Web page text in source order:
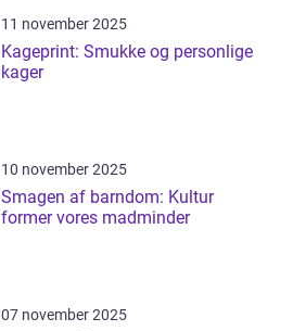
11 november 2025
Kageprint: Smukke og personlige
kager
10 november 2025
Smagen af barndom: Kultur
former vores madminder
07 november 2025